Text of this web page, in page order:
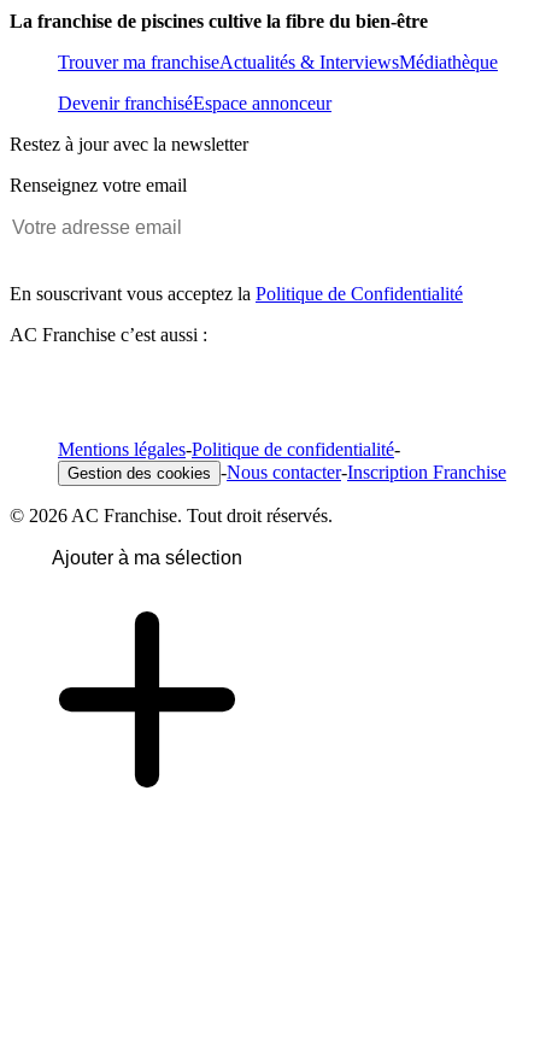
La franchise de piscines cultive la fibre du bien-être
Trouver ma franchiseActualités & InterviewsMédiathèque
Devenir franchiséEspace annonceur
Restez à jour avec la newsletter
Renseignez votre email
En souscrivant vous acceptez la Politique de Confidentialité
AC Franchise c’est aussi :
Mentions légales-Politique de confidentialité-
Gestion des cookies -Nous contacter-Inscription Franchise
© 2026 AC Franchise. Tout droit réservés.
Ajouter à ma sélection